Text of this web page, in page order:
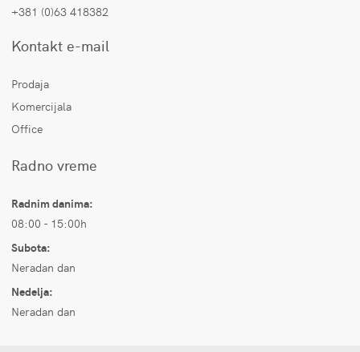
+381 (0)63 418382
Kontakt e-mail
Prodaja
Komercijala
Office
Radno vreme
Radnim danima:
08:00 - 15:00h
Subota:
Neradan dan
Nedelja:
Neradan dan